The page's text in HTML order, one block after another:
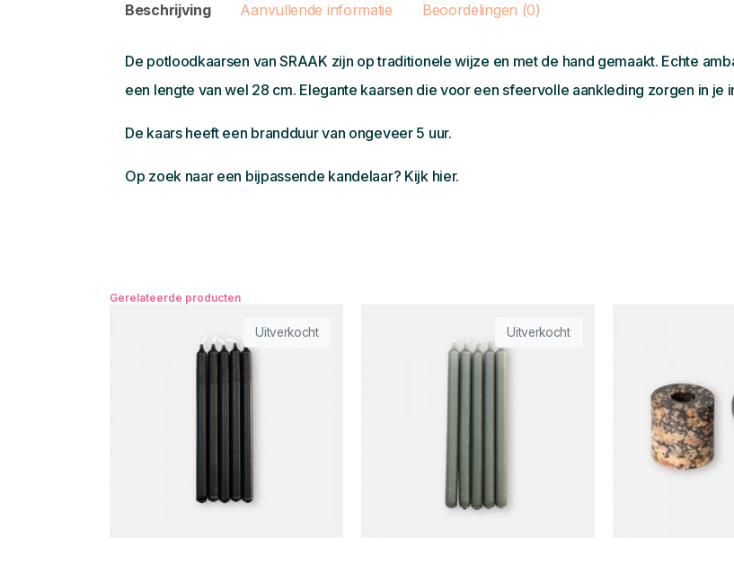
Beschrijving Aanvullende informatie Beoordelingen (0)
De potloodkaarsen van SRAAK zijn op traditionele wijze en met de hand gemaakt. Echte
een lengte van wel 28 cm. Elegante kaarsen die voor een sfeervolle aankleding zorgen in je
De kaars heeft een brandduur van ongeveer 5 uur.
Op zoek naar een bijpassende kandelaar? Kijk hier.
Gerelateerde producten
Uitverkocht Uitverkocht